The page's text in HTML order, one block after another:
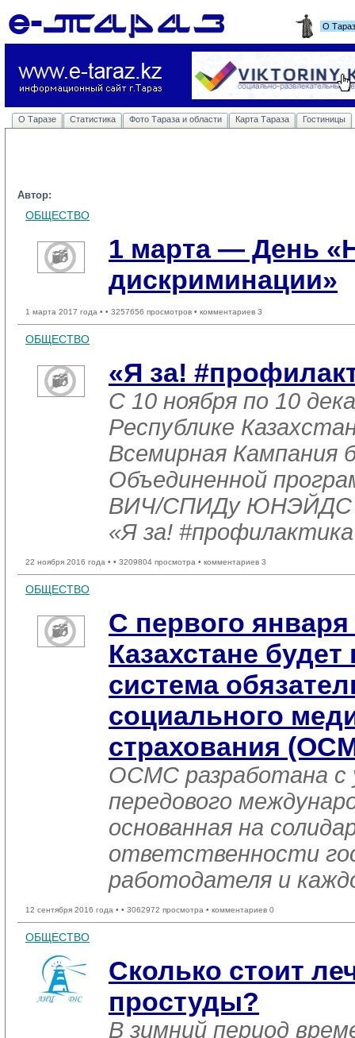
О
О Таразе Статистика Фото Тараза и области Карта Тараза Гостиницы
Автор:
ОБЩЕСТВО
1 марта — День
дискриминации»
1 марта 2017 года • • 3257656 просмотров • комментариев 3
ОБЩЕСТВО
«Я за!
С 10 ноября по 10
Республике
Всемирная Кампания
Объединенной
ВИЧ/СПИДу ЮНЭЙДС
«Я за!
22 ноября 2016 года • • 3209804 просмотра • комментариев 3
ОБЩЕСТВО
С первого января
Казахстане
система
социального
страхования
ОСМС разработана с
передового
основанная на
ответственности
работодателя и
12 сентября 2016 года • • 3062972 просмотра • комментариев 0
ОБЩЕСТВО
Сколько стоит
простуды?
В зимний период